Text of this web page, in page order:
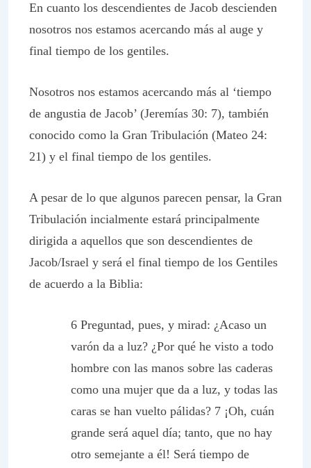
En cuanto los descendientes de Jacob descienden
nosotros nos estamos acercando más al auge y
final tiempo de los gentiles.
Nosotros nos estamos acercando más al ‘tiempo
de angustia de Jacob’ (Jeremías 30: 7), también
conocido como la Gran Tribulación (Mateo 24:
21) y el final tiempo de los gentiles.
A pesar de lo que algunos parecen pensar, la Gran
Tribulación incialmente estará principalmente
dirigida a aquellos que son descendientes de
Jacob/Israel y será el final tiempo de los Gentiles
de acuerdo a la Biblia:
6 Preguntad, pues, y mirad: ¿Acaso un
varón da a luz? ¿Por qué he visto a todo
hombre con las manos sobre las caderas
como una mujer que da a luz, y todas las
caras se han vuelto pálidas? 7 ¡Oh, cuán
grande será aquel día; tanto, que no hay
otro semejante a él! Será tiempo de